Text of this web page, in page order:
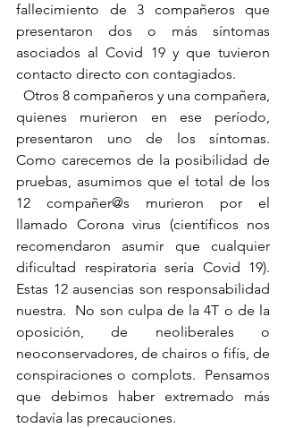
fallecimiento de 3 compañeros que
presentaron dos o más síntomas
asociados al Covid 19 y que tuvieron
contacto directo con contagiados.
quienes murieron en ese período,
presentaron uno de los síntomas.
Como carecemos de la posibilidad de
pruebas, asumimos que el total de los
12 compañer@s murieron por el
llamado Corona virus (científicos nos
recomendaron asumir que cualquier
dificultad respiratoria sería Covid 19).
Estas 12 ausencias son responsabilidad
nuestra.  No son culpa de la 4T o de la
oposición, de neoliberales o
neoconservadores, de chairos o fifís, de
conspiraciones o complots.  Pensamos
que debimos haber extremado más
todavía las precauciones.